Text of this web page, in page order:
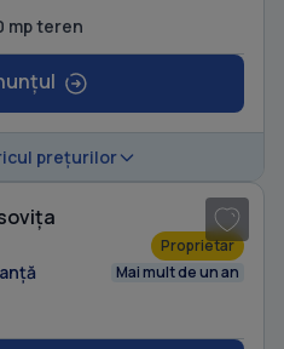
mp teren
prețurilor
Proprietar
Mai mult de un an